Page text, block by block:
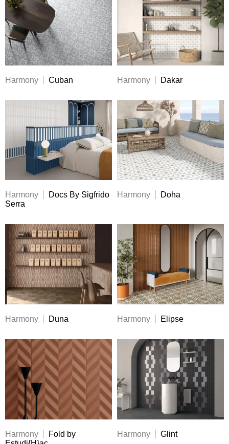
Harmony Cuban Harmony Dakar
Harmony
Docs By Sigfrido
Serra
Harmony Doha
Harmony Duna Harmony Elipse
Harmony
Fold by
Harmony Glint